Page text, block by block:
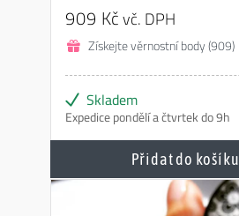
909 Kčvč. DPH
Získejte věrnostní body (909)
Skladem
Expedice pondělí a čtvrtek do 9h
Přidat do košíku